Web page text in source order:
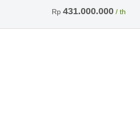
Rp 431.000.000 / th